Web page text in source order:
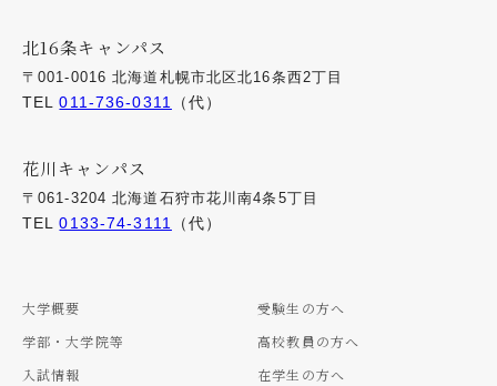
北16条キャンパス
〒001-0016 北海道札幌市北区北16条西2丁目
TEL011-736-0311 （代）
花川キャンパス
〒061-3204 北海道石狩市花川南4条5丁目
TEL0133-74-3111 （代）
大学概要
学部・大学院等
入試情報
受験生の方へ
高校教員の方へ
在学生の方へ